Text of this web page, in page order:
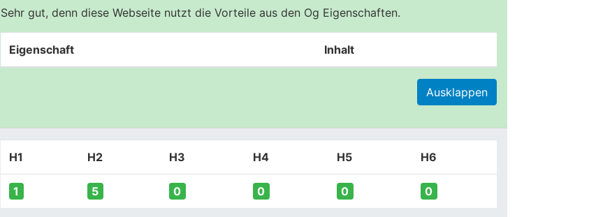
Sehr gut, denn diese Webseite nutzt die Vorteile aus den Og Eigenschaften.
Eigenschaft Inhalt
Ausklappen
H1 H2 H3 H4 H5 H6
1 5 0 0 0 0